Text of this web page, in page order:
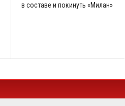
в составе и покинуть «Милан»